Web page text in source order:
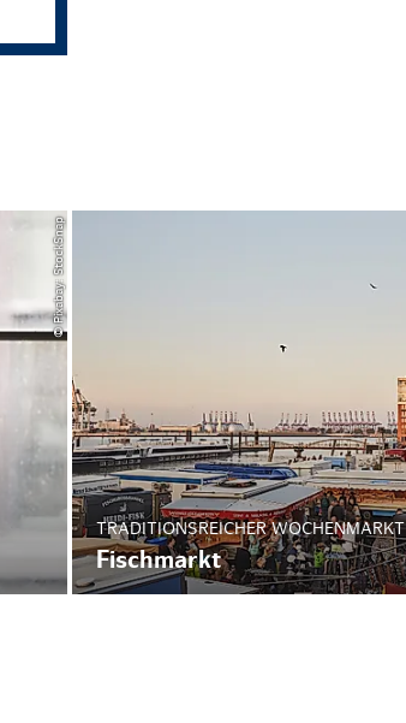
© Pixabay: StockSnap
TRADITIONSREICHER
Fischmarkt